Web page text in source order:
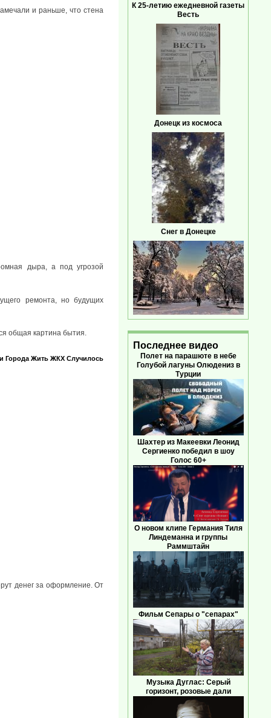
и раньше, что стена
дыра, а под угрозой
ремонта, но будущих
общая картина бытия.
Города Жить ЖКХ Случилось
денег за оформление. От
К 25-летию ежедневной газеты
Весть
Донецк из космоса
Снег в Донецке
Последнее видео
Полет на парашюте в небе
Голубой лагуны Олюдениз в
Турции
Шахтер из Макеевки Леонид
Сергиенко победил в шоу
Голос 60+
О новом клипе Германия Тиля
Линдеманна и группы
Раммштайн
Фильм Сепары о "сепарах"
Музыка Дуглас: Серый
горизонт, розовые дали